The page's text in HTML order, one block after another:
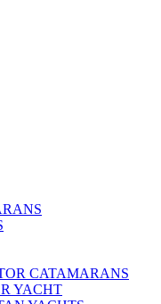
CATAMARANS
YACHT